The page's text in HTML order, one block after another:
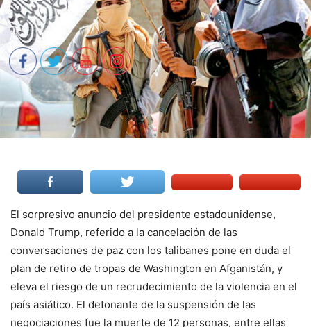
El sorpresivo anuncio del presidente estadounidense,
Donald Trump, referido a la cancelación de las
conversaciones de paz con los talibanes pone en duda el
plan de retiro de tropas de Washington en Afganistán, y
eleva el riesgo de un recrudecimiento de la violencia en el
país asiático. El detonante de la suspensión de las
negociaciones fue la muerte de 12 personas, entre ellas